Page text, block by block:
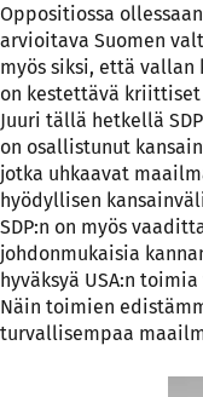
Oppositiossa
arvioitava Suomen
myös siksi, että
on kestettävä
Juuri tällä hetkellä
on osallistunut
jotka uhkaavat
hyödyllisen
SDP:n on myös
johdonmukaisia
hyväksyä USA:n
Näin toimien
turvallisempaa